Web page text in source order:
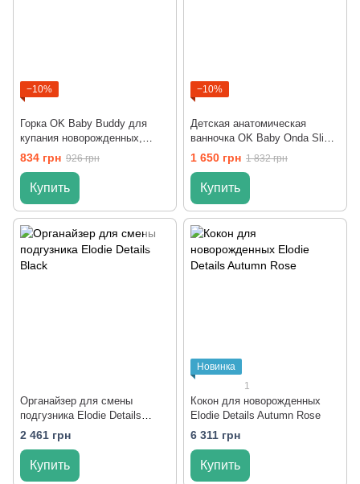
−10%
Горка OK Baby Buddy для
купания новорожденных,
Салатовый
834 грн 926 грн
Купить
−10%
Детская анатомическая
ванночка OK Baby Onda Slim
Зелёный
1 650 грн 1 832 грн
Купить
Органайзер для смены
подгузника Elodie Details
Black
2 461 грн
Купить
Новинка
1
Кокон для новорожденных
Elodie Details Autumn Rose
6 311 грн
Купить